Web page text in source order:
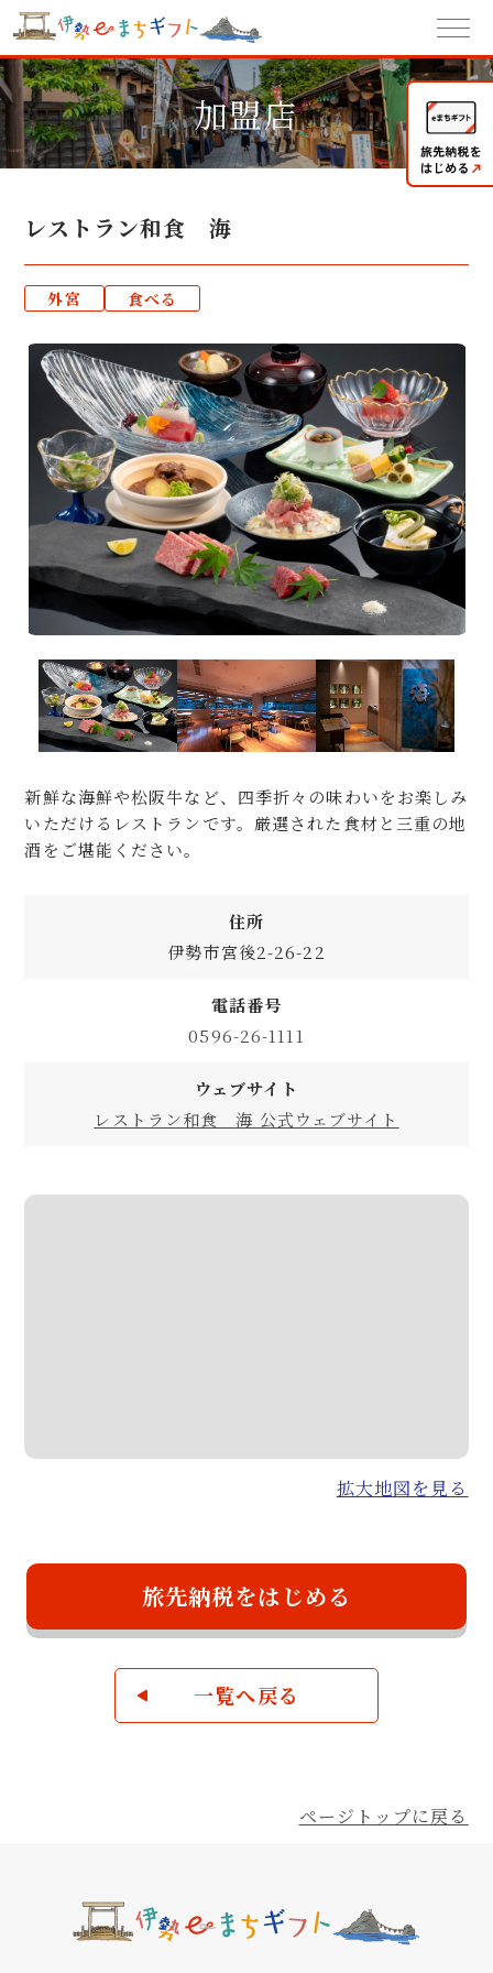
加盟店
レストラン和食 海
外宮 食べる
新鮮な海鮮や松阪牛など、四季折々の味わいをお楽しみ
いただけるレストランです。厳選された食材と三重の地
酒をご堪能ください。
住所
伊勢市宮後2-26-22
電話番号
0596-26-1111
ウェブサイト
レストラン和食 海 公式ウェブサイト
拡大地図を見る
旅先納税をはじめる
一覧へ戻る
ページトップに戻る